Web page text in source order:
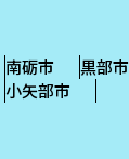
南砺市 黒部市
小矢部市